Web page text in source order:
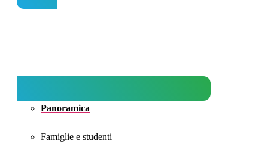
Panoramica
Famiglie e studenti